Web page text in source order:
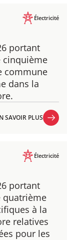
portant
cinquième
commune
dans la
Électricité
SAVOIR PLUS
portant
quatrième
à la
relatives
pour les
Électricité